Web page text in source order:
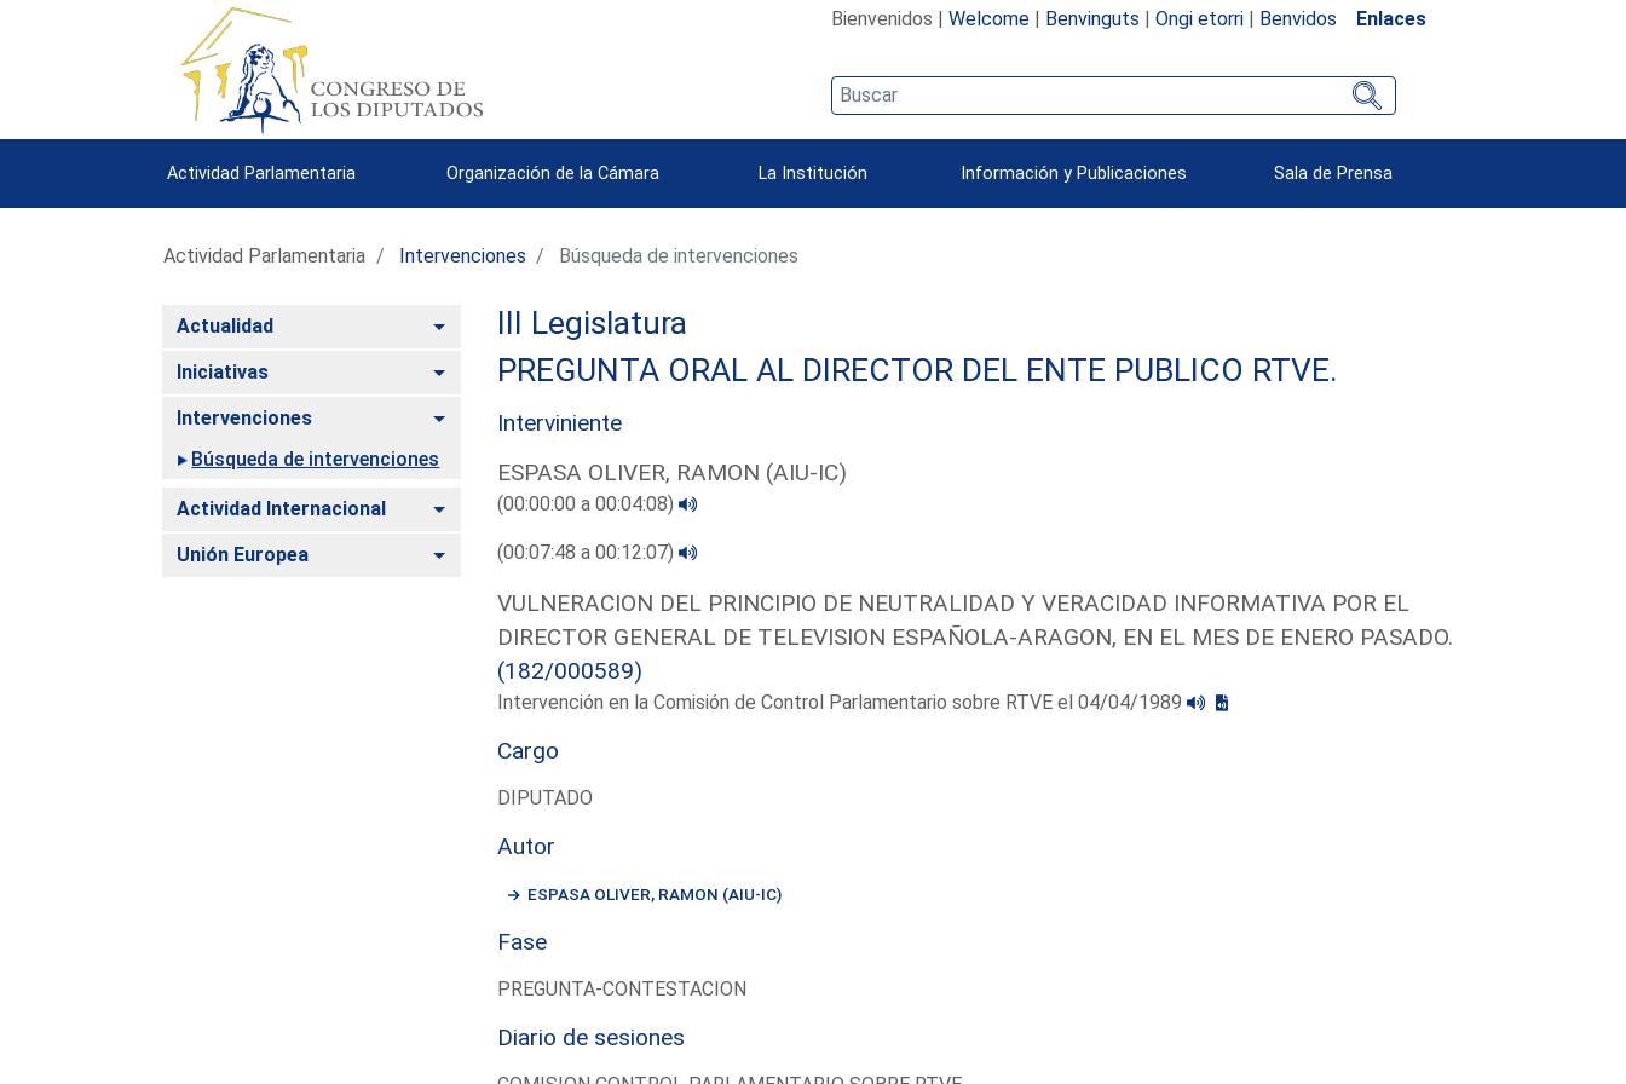
Bienvenidos | Welcome| Benvinguts | Ongi etorri| Benvidos Enlaces
Actividad Parlamentaria Organización de la Cámara La Institución Información y Publicaciones Sala de Prensa
Actividad Parlamentaria Intervenciones Búsqueda de intervenciones
Actualidad Alternar
Iniciativas Alternar
Intervenciones
Alternar
Búsqueda de intervenciones
Actividad Internacional Alternar
Unión Europea Alternar
III Legislatura
PREGUNTA ORAL AL DIRECTOR DEL ENTE PUBLICO RTVE.
Interviniente
ESPASA OLIVER, RAMON (AIU-IC)
(00:00:00 a 00:04:08)
(00:07:48 a 00:12:07)
VULNERACION DEL PRINCIPIO DE NEUTRALIDAD Y VERACIDAD INFORMATIVA POR EL
DIRECTOR GENERAL DE TELEVISION ESPAÑOLA-ARAGON, EN EL MES DE ENERO PASADO.
(182/000589)
Intervención en la Comisión de Control Parlamentario sobre RTVE el 04/04/1989
Cargo
DIPUTADO
Autor
ESPASA OLIVER, RAMON (AIU-IC)
Fase
PREGUNTA-CONTESTACION
Diario de sesiones